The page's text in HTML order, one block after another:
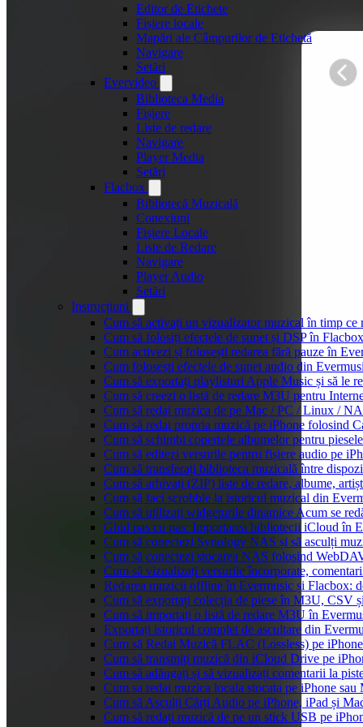
Editor de Etichete
Fișiere locale
Mapări ale Câmpurilor de Etichetă
Navigare
Setări
Evervideo
Biblioteca Media
Fișiere
Liste de redare
Navigare
Player Media
Setări
Flacbox
Bibliotecă Muzicală
Conexiuni
Fișiere Locale
Liste de Redare
Navigare
Player Audio
Setări
Instrucțiuni
Cum să activați un vizualizator muzical în timp ce
Cum să folosiți efectele de sunet și DSP în
Cum activezi și folosești redarea fără pauze în
Cum folosești efectele de sunet audio din
Cum să exportați playlisturi Apple Music și să le
Cum să creezi o listă de redare M3U pentru
Cum să redai muzica de pe Mac / PC / Linux /
Cum să redai propria muzică pe iPhone folosind
Cum să schimbi copertele albumelor pentru
Cum să editezi versurile pentru fișiere audio pe
Cum să transferați biblioteca muzicală între
Cum să arhivați (ZIP) liste de redare, albume,
Cum să faci scrobble la istoricul muzical din
Cum să utilizați widgeturile dinamice Acum se
Ghid pas cu pas: Importarea bibliotecii iCloud în
Cum să conectezi Synology NAS și să asculți
Cum să conectezi stocarea NAS folosind
Cum să vizualizați versurile încorporate,
Redarea muzicii offline în Evermusic și Flacbox:
Cum să exportați colecția de piese în M3U, CSV
Cum să importați o listă de redare M3U în
Exportați istoricul complet de ascultare din
Cum să Redai Muzică FLAC (Lossless) pe
Cum să transmiți muzică din iCloud Drive pe
Cum să adăugați și să vizualizați comentarii la
Cum sa redai muzica locala stocata pe iPhone sau
Cum să Asculți Cărți Audio pe iPhone, iPad și
Cum să redați muzică de pe un stick USB pe